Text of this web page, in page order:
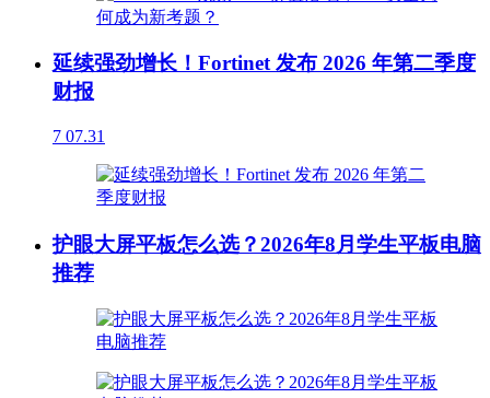
延续强劲增长！Fortinet 发布 2026 年第二季度
财报
7 07.31
护眼大屏平板怎么选？2026年8月学生平板电脑
推荐